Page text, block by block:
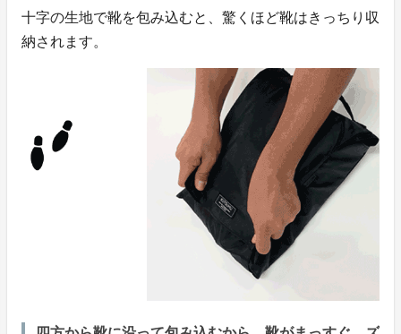
十字の生地で靴を包み込むと、驚くほど靴はきっちり収
納されます。